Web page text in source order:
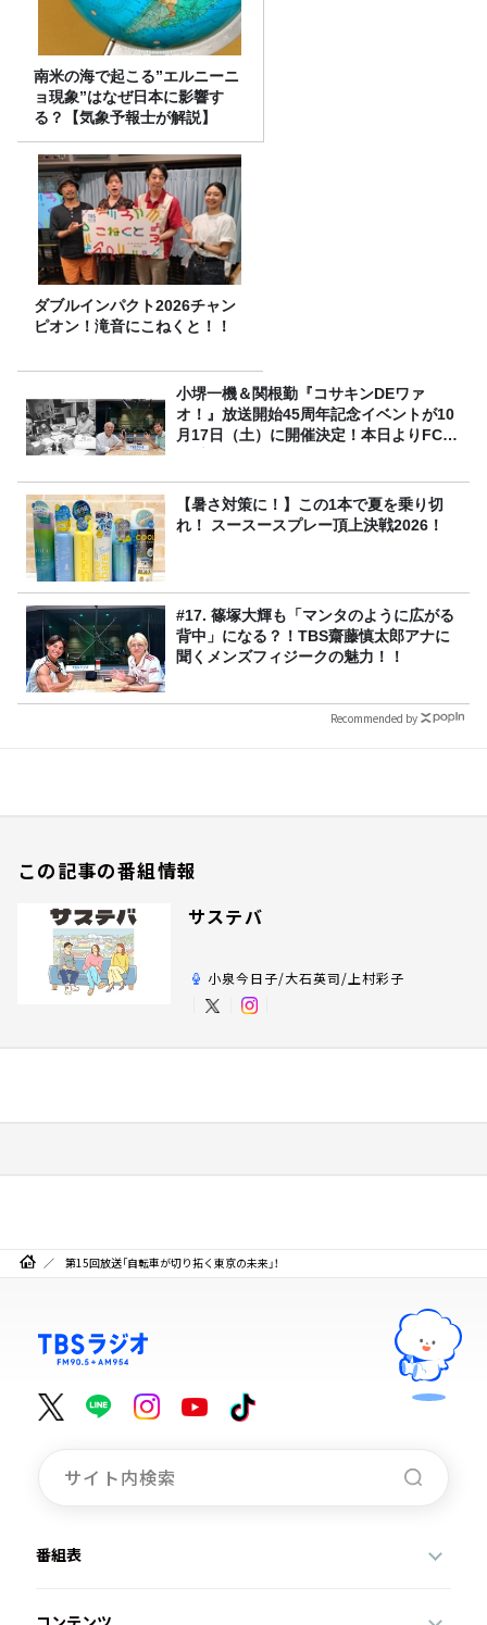
南米の海で起こる”エルニーニ
ョ現象”はなぜ日本に影響す
る？【気象予報士が解説】
ダブルインパクト2026チャン
ピオン！滝音にこねくと！！
小堺一機＆関根勤『コサキンDEワァ
オ！』放送開始45周年記念イベントが10
月17日（土）に開催決定！本日よりFC先
【暑さ対策に！】この1本で夏を乗り切
れ！ スースースプレー頂上決戦2026！
#17. 篠塚大輝も「マンタのように広がる
背中」になる？！TBS齋藤慎太郎アナに
聞くメンズフィジークの魅力！！
Recommended by
この記事の番組情報
サステバ
小泉今日子/大石英司/上村彩子
第15回放送「自転車が切り拓く東京の未来」！
番組表